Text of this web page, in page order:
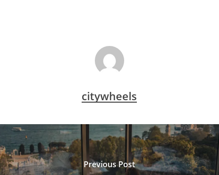
citywheels
Previous Post